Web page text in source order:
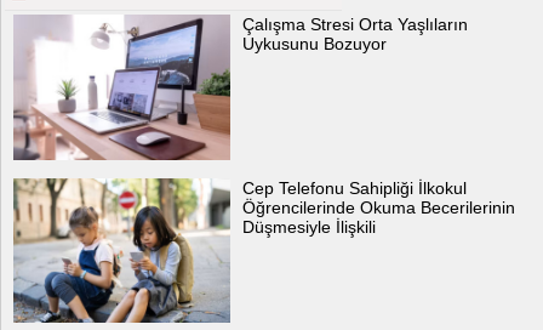
Çalışma Stresi Orta Yaşlıların
Uykusunu Bozuyor
Cep Telefonu Sahipliği İlkokul
Öğrencilerinde Okuma Becerilerinin
Düşmesiyle İlişkili